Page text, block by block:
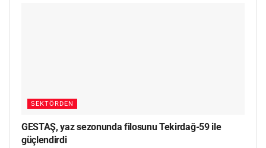
SEKTÖRDEN
GESTAŞ, yaz sezonunda filosunu Tekirdağ-59 ile
güçlendirdi